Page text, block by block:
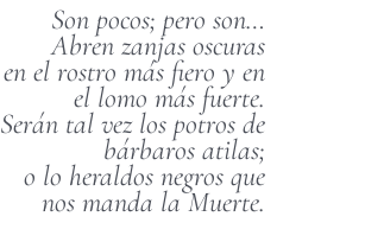
Son pocos; pero son…
Abren zanjas oscuras
en el rostro más fiero y en
el lomo más fuerte.
Serán tal vez los potros de
bárbaros atilas;
o lo heraldos negros que
nos manda la Muerte.